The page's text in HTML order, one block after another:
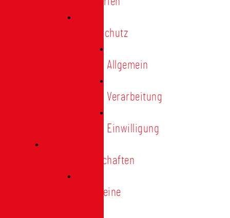
Datenschutz
Allgemein
Verarbeitung
Einwilligung
Tischgemeinschaften
Allgemeine